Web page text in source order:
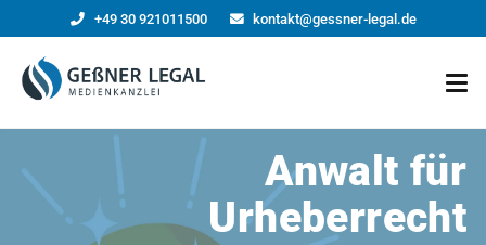
+49 30 921011500 kontakt@gessner-legal.de
Anwalt für
Urheberrecht